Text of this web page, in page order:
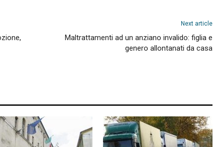
Next article
Maltrattamenti ad un anziano invalido: figlia e
genero allontanati da casa